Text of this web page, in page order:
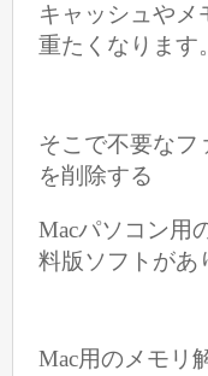
キャッシュやメ
重たくなります。
そこで不要なフ
を削除する
Macパソコン用
料版ソフトがあ
Mac用のメモリ